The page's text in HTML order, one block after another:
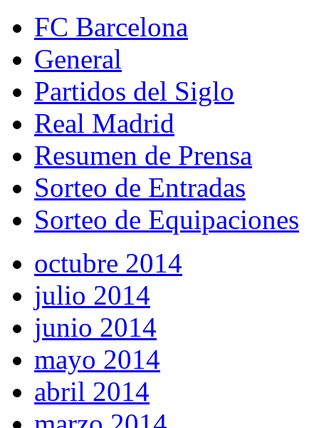
FC Barcelona
General
Partidos del Siglo
Real Madrid
Resumen de Prensa
Sorteo de Entradas
Sorteo de Equipaciones
octubre 2014
julio 2014
junio 2014
mayo 2014
abril 2014